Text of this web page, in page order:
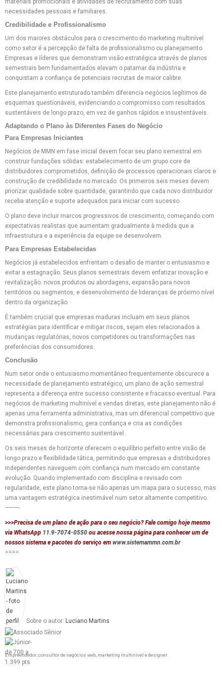
materiais promocionais e atividades de recrutamento com suas
necessidades pessoais e familiares.
Credibilidade e Profissionalismo
Um dos maiores obstáculos para o crescimento do marketing multinível
como setor é a percepção de falta de profissionalismo ou planejamento.
Empresas e líderes que demonstram visão estratégica através de planos
semestrais bem fundamentados elevam o patamar da indústria e
conquistam a confiança de potenciais recrutas de maior calibre.
Este planejamento estruturado também diferencia negócios legítimos de
esquemas questionáveis, evidenciando o compromisso com resultados
sustentáveis de longo prazo, em vez de ganhos rápidos e insustentáveis.
Adaptando o Plano às Diferentes Fases do Negócio
Para Empresas Iniciantes
Negócios de MMN em fase inicial devem focar seu plano semestral em
construir fundações sólidas: estabelecimento de um grupo core de
distribuidores comprometidos, definição de processos operacionais claros e
construção de credibilidade no mercado. Os primeiros seis meses devem
priorizar qualidade sobre quantidade, garantindo que cada novo distribuidor
receba atenção e suporte adequados para iniciar com sucesso.
O plano deve incluir marcos progressivos de crescimento, começando com
expectativas realistas que aumentam gradualmente à medida que a
infraestrutura e a experiência da equipe se desenvolvem.
Para Empresas Estabelecidas
Negócios já estabelecidos enfrentam o desafio de manter o entusiasmo e
evitar a estagnação. Seus planos semestrais devem enfatizar inovação e
revitalização: novos produtos ou abordagens, expansão para novos
territórios ou segmentos, e desenvolvimento de lideranças de próximo nível
dentro da organização.
É também crucial que empresas maduras incluam em seus planos
estratégias para identificar e mitigar riscos, sejam eles relacionados a
mudanças regulatórias, novos competidores ou transformações nas
preferências dos consumidores.
Conclusão
Num setor onde o entusiasmo momentâneo frequentemente obscurece a
necessidade de planejamento estratégico, um plano de ação semestral
representa a diferença entre sucesso consistente e fracasso eventual. Para
negócios de marketing multinível e vendas diretas, este planejamento não é
apenas uma ferramenta administrativa, mas um diferencial competitivo que
demonstra profissionalismo, gera confiança e cria as condições
necessárias para crescimento sustentável.
Os seis meses de horizonte oferecem o equilíbrio perfeito entre visão de
longo prazo e flexibilidade tática, permitindo que empresas e distribuidores
independentes naveguem com confiança num mercado em constante
evolução. Quando implementado com disciplina e revisado com
regularidade, este plano torna-se não apenas um mapa para o sucesso, mas
uma vantagem estratégica inestimável num setor altamente competitivo.
———-
>>>Precisa de um plano de ação para o seu negócio? Fale comigo hoje mesmo
via WhatsApp 11.9-7074-0550 ou acesse nossa página para conhecer um de
nossos sistema e pacotes do serviço em www.sistemammn.com.br
====
Sobre o autor: Luciano Martins
Empreendedor, consultor de negócios web, marketing multinível e designer.